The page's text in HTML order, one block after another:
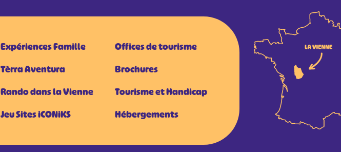
Expériences Famille
Tèrra Aventura
Rando dans la Vienne
Jeu Sites iCONiKS
Offices de tourisme
Brochures
Tourisme et Handicap
Hébergements